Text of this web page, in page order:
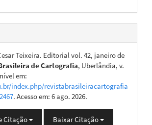
Teixeira. Editorial vol. 42, janeiro de
de Cartografia, Uberlândia, v.
em:
index.php/revistabrasileiracartografia
. Acesso em: 6 ago. 2026.
Citação Baixar Citação